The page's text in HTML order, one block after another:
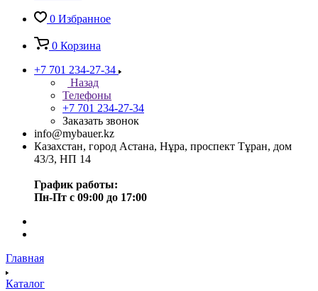
0 Избранное
0 Корзина
+7 701 234-27-34
Назад
Телефоны
+7 701 234-27-34
Заказать звонок
info@mybauer.kz
Казахстан, город Астана, Нұра, проспект Тұран, дом
43/3, НП 14
График работы:
Пн-Пт с 09:00 до 17:00
Главная
Каталог